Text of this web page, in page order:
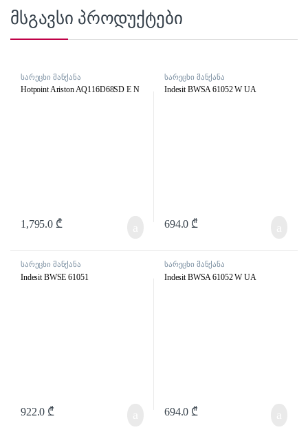
მსგავსი პროდუქტები
სარეცხი მანქანა
Hotpoint Ariston AQ116D68SD E N
1,795.0 ₾
სარეცხი მანქანა
Indesit BWSA 61052 W UA
694.0 ₾
სარეცხი მანქანა
Indesit BWSE 61051
922.0 ₾
სარეცხი მანქანა
Indesit BWSA 61052 W UA
694.0 ₾